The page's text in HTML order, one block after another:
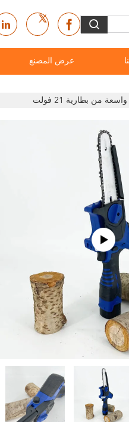
عرض المصنع
من بطارية 21 فولت